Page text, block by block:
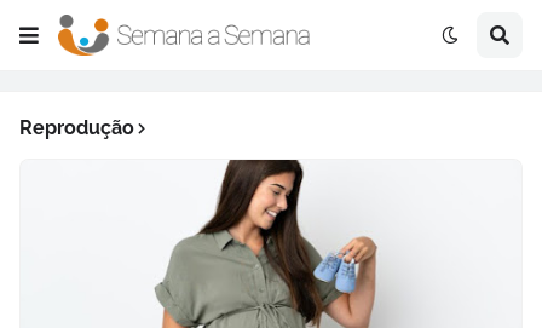
Reprodução